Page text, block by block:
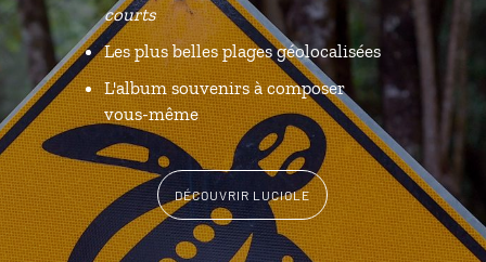
courts
Les plus belles plages géolocalisées
L'album souvenirs à composer
vous-même
DÉCOUVRIR LUCIOLE